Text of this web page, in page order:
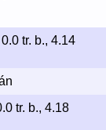
tr. b., 4.14
tr. b., 4.18